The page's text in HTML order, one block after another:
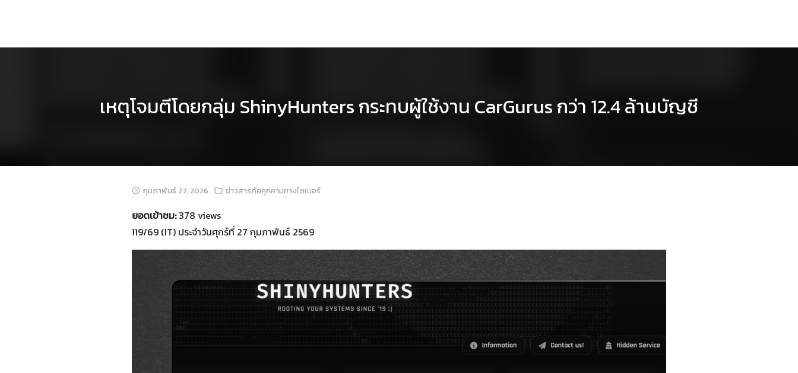
เหตุโจมตีโดยกลุ่ม ShinyHunters กระทบผู้ใช้งาน CarGurus กว่า 12.4 ล้านบัญชี
กุมภาพันธ์ 27, 2026 ข่าวสารภัยคุกคามทางไซเบอร์
ยอดเข้าชม:378 views
119/69 (IT) ประจำวันศุกร์ที่ 27 กุมภาพันธ์ 2569